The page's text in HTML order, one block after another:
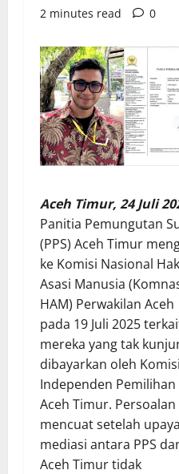
2 minutes read
0
Aceh Timur, 24 Juli
Panitia Pemungutan
(PPS) Aceh Timur
ke Komisi Nasional Hak
Asasi Manusia
HAM) Perwakilan Aceh
pada 19 Juli 2025
mereka yang tak
dibayarkan oleh Komisi
Independen Pemilihan
Aceh Timur. Persoalan
mencuat setelah upaya
mediasi antara PPS
Aceh Timur tidak